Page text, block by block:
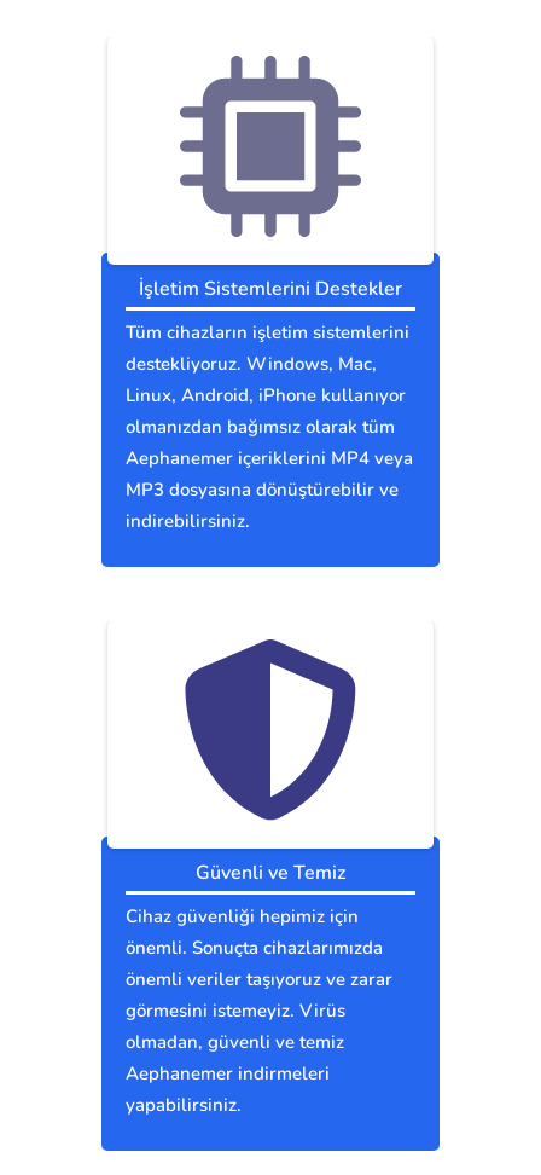
İşletim Sistemlerini Destekler
Tüm cihazların işletim sistemlerini
destekliyoruz. Windows, Mac,
Linux, Android, iPhone kullanıyor
olmanızdan bağımsız olarak tüm
Aephanemer içeriklerini MP4 veya
MP3 dosyasına dönüştürebilir ve
indirebilirsiniz.
Güvenli ve Temiz
Cihaz güvenliği hepimiz için
önemli. Sonuçta cihazlarımızda
önemli veriler taşıyoruz ve zarar
görmesini istemeyiz. Virüs
olmadan, güvenli ve temiz
Aephanemer indirmeleri
yapabilirsiniz.